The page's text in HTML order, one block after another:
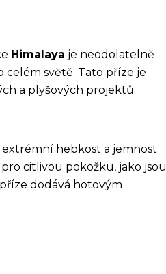
Himalaya je neodolatelně
celém světě. Tato příze je
a plyšových projektů.
hebkost a jemnost.
citlivou pokožku, jako jsou
dodává hotovým